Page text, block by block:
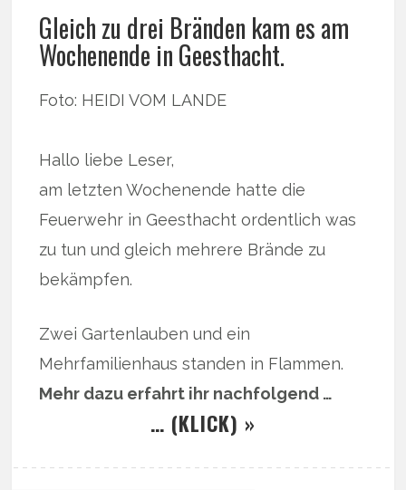
Gleich zu drei Bränden kam es am
Wochenende in Geesthacht.
Foto: HEIDI VOM LANDE
Hallo liebe Leser,
am letzten Wochenende hatte die
Feuerwehr in Geesthacht ordentlich was
zu tun und gleich mehrere Brände zu
bekämpfen.
Zwei Gartenlauben und ein
Mehrfamilienhaus standen in Flammen.
Mehr dazu erfahrt ihr nachfolgend …
… (KLICK) »